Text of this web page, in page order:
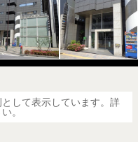
して表示しています。詳
。